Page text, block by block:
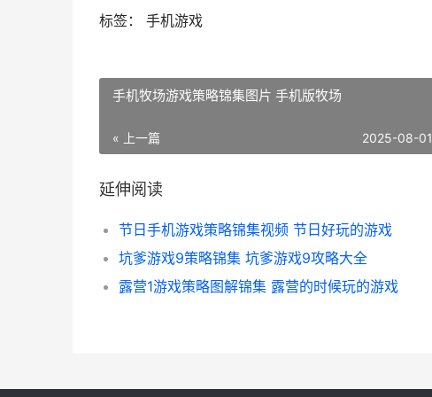
标签： 手机游戏
手机牧场游戏策略锦集图片 手机版牧场
« 上一篇 2025-08-01
延伸阅读
节日手机游戏策略锦集视频 节日好玩的游戏
坑爹游戏9策略锦集 坑爹游戏9攻略大全
露营1游戏策略图解锦集 露营的时候玩的游戏